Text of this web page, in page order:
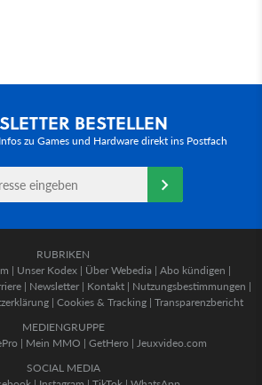
BESTELLEN
zu Games und Hardware direkt ins Postfach
RUBRIKEN
| Unser Kodex | Über Webedia | Abo kündigen |
| Newsletter | Kontakt | Nutzungsbestimmungen |
| Cookies & Tracking | Transparenzbericht
MEDIENGRUPPE
| Mein MMO | GetHero | Jeuxvideo.com
SOCIAL MEDIA